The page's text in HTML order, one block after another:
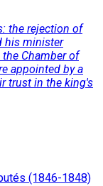
the rejection of
his minister
Chamber of
appointed by a
trust in the king's
(1846-1848)